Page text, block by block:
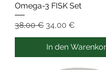
Omega-3 FISK Set
Standardpreis
38,00 € Sale-Preis
34,00 €
In den